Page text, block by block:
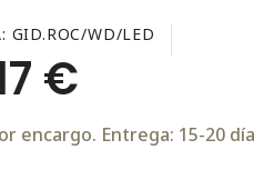
GID.ROC/WD/LED
€
encargo. Entrega: 15-20